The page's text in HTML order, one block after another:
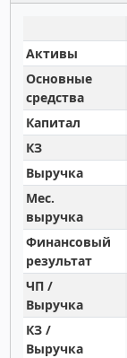
Активы
Основные
средства
Капитал
КЗ
Выручка
Мес.
выручка
Финансовый
результат
ЧП /
Выручка
КЗ /
Выручка